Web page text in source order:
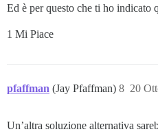
Ed è per questo che ti ho indicato
1 Mi Piace
pfaffman (Jay Pfaffman) 20
8
Un’altra soluzione alternativa